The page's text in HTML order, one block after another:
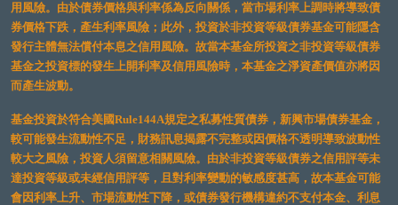
用風險。由於債券價格與利率係為反向關係，當市場利率上調時將導致債
券價格下跌，產生利率風險；此外，投資於非投資等級債券基金可能隱含
發行主體無法償付本息之信用風險。故當本基金所投資之非投資等級債券
基金之投資標的發生上開利率及信用風險時，本基金之淨資產價值亦將因
而產生波動。
基金投資於符合美國Rule144A規定之私募性質債券，新興市場債券基金，
較可能發生流動性不足，財務訊息揭露不完整或因價格不透明導致波動性
較大之風險，投資人須留意相關風險。由於非投資等級債券之信用評等未
達投資等級或未經信用評等，且對利率變動的敏感度甚高，故本基金可能
會因利率上升、市場流動性下降，或債券發行機構違約不支付本金、利息